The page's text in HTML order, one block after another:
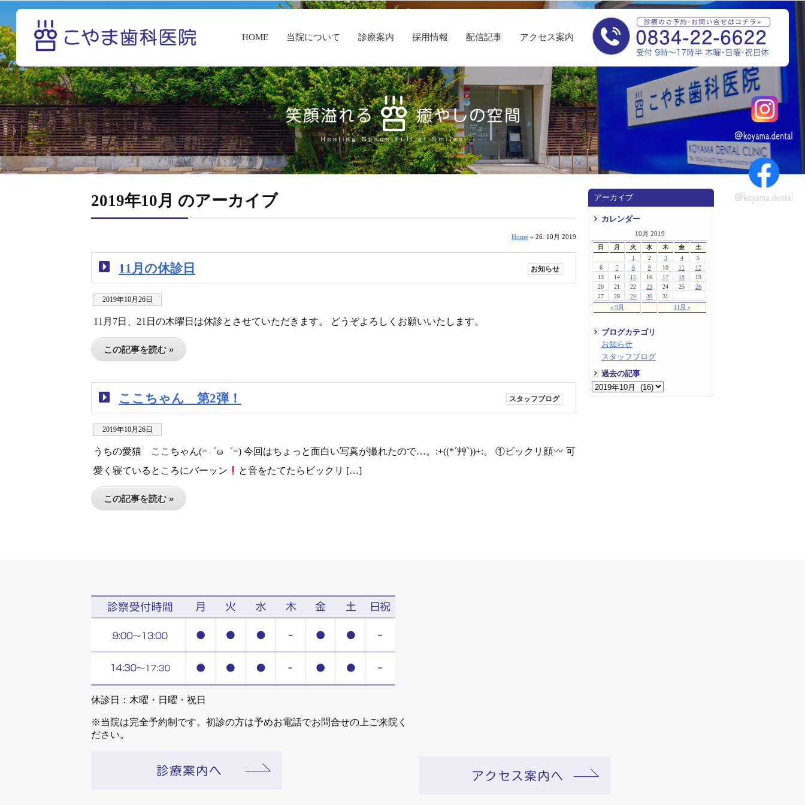
HOME 当院について 診療案内 採用情報 配信記事 アクセス案内
アーカイブ
カレンダー
10月 2019
日 月 火 水 木 金 土
« 9月 11月 »
1 2 3 4
5
6
7 8 9 10 11
12
13
14 15 16 17 18
19
20
21 22 23 24 25
26
27
28 29 30 31
ブログカテゴリ
お知らせ
スタッフブログ
過去の記事
2019年10月 のアーカイブ
Home » 26. 10月 2019
11月の休診日 お知らせ
2019年10月26日
11月7日、21日の木曜日は休診とさせていただきます。 どうぞよろしくお願いいたします。
この記事を読む »
ここちゃん 第2弾！ スタッフブログ
2019年10月26日
うちの愛猫 ここちゃん(=゜ω゜=) 今回はちょっと面白い写真が撮れたので…。:+((*´艸`))+:。 ①ビックリ顔
可
愛く寝ているところにバーッン
と音をたてたらビックリ […]
この記事を読む »
休診日：木曜・日曜・祝日
※当院は完全予約制です。初診の方は予めお電話でお問合せの上ご来院く
ださい。